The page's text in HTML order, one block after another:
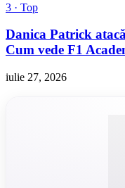
3 · Top
Danica Patrick
Cum vede F1
iulie 27, 2026